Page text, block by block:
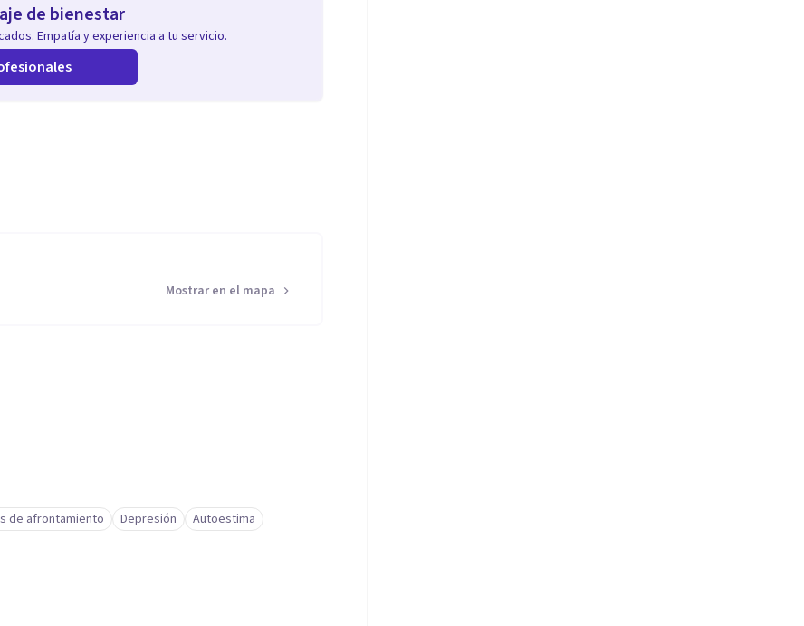
de bienestar
Empatía y experiencia a tu servicio.
Mostrar en el mapa
de afrontamiento Depresión
Autoestima